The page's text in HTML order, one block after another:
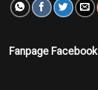
Fanpage Facebook